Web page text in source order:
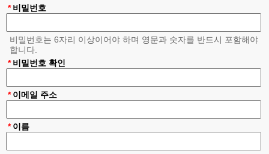
의미합니다.
에 의합니다.
제 3 조약관의 게시와 개정
①"회사"는 이 약관의 내용을 "회원"이 쉽게 알 수 있도록 서비스 초기 화
면에 게시합니다.
에관한법률(이하 "정보통신망법")" 등 관련법을 위배하지 않는 범위에서
이 약관을 개정할 수 있습니다.
행약관과 함께 제1항의 방식에 따라 그 개정약관의 적용일자 30일 전부
터 적용일자 전일까지 공지합니다. 다만, 회원에게 불리한 약관의 개정의
의창 등의 전자적 수단을 통해 따로 명확히 통지하도록 합니다.
비밀번호
*
비밀번호는 6자리 이상이어야 하며 영문과 숫자를 반드시 포함해야
합니다.
비밀번호 확인
*
* 이메일 주소
* 이름